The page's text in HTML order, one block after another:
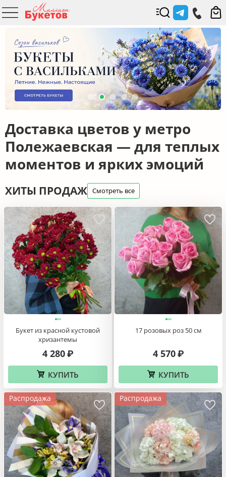
Доставка цветов у метро
Полежаевская — для теплых
моментов и ярких эмоций
ХИТЫ ПРОДАЖ Смотреть все
Букет из красной кустовой
хризантемы
4 280 ₽
КУПИТЬ
17 розовых роз 50 см
4 570 ₽
КУПИТЬ
Распродажа Распродажа